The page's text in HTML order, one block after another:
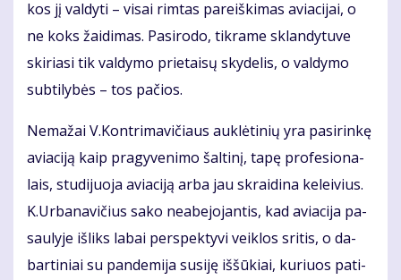
kos jį val­dy­ti – vi­sai rim­tas pa­reiš­ki­mas avia­ci­jai, o
ne koks žai­di­mas. Pa­si­ro­do, tik­ra­me sklan­dy­tu­ve
ski­ria­si tik val­dy­mo prie­tai­sų sky­de­lis, o val­dy­mo
sub­ti­ly­bės – tos pa­čios.
Ne­ma­žai V.Kon­tri­ma­vi­čiaus auk­lė­ti­nių yra pa­si­rin­kę
avia­ci­ją kaip pra­gy­ve­ni­mo šal­ti­nį, ta­pę pro­fe­sio­na­
lais, stu­di­juo­ja avia­ci­ją ar­ba jau skrai­di­na ke­lei­vius.
K.Ur­ba­na­vi­čius sa­ko ne­abe­jo­jan­tis, kad avia­ci­ja pa­
sau­ly­je iš­liks la­bai per­spek­ty­vi veik­los sri­tis, o da­
bar­ti­niai su pan­de­mi­ja su­si­ję iš­šū­kiai, ku­riuos pa­ti­